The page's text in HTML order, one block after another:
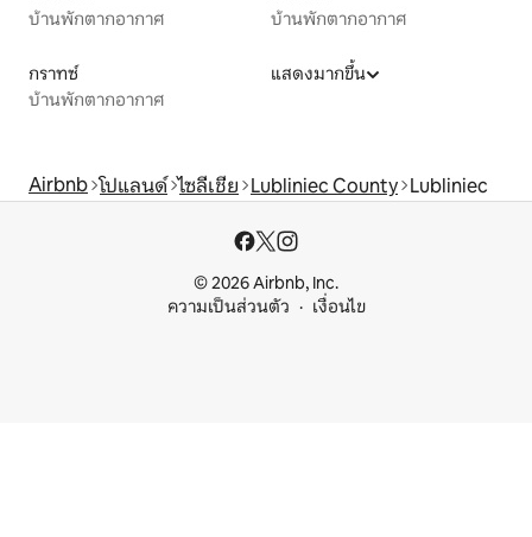
บ้านพักตากอากาศ
บ้านพักตากอากาศ
กราทซ์
บ้านพักตากอากาศ
แสดงมากขึ้น
Airbnb โปแลนด์ ไซลีเชีย Lubliniec County Lubliniec
© 2026 Airbnb, Inc.
ความเป็นส่วนตัว
เงื่อนไข